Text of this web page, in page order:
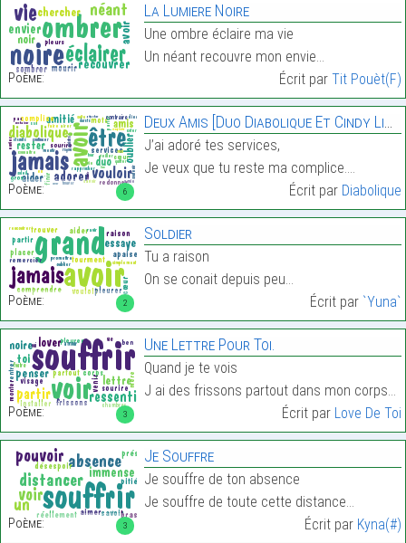
Poème:
La Lumiere Noire
Une ombre éclaire ma vie
Un néant recouvre mon envie…
Écrit par Tit Pouèt(F)
6
Poème:
Deux Amis [Duo Diabolique Et Cindy Limpens]
J’ai adoré tes services,
Je veux que tu reste ma complice.…
Écrit par Diabolique
2
Poème:
Soldier
Tu a raison
On se conait depuis peu…
Écrit par `Yuna`
3
Poème:
Une Lettre Pour Toi.
Quand je te vois
J ai des frissons partout dans mon corps…
Écrit par Love De Toi
3
Poème:
Je Souffre
Je souffre de ton absence
Je souffre de toute cette distance…
Écrit par Kyna(#)